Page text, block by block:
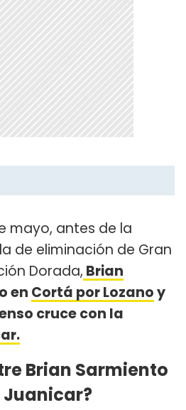
mayo, antes de la
de eliminación de Gran
Dorada, Brian
en Cortá por Lozanoy
cruce con la
Brian Sarmiento